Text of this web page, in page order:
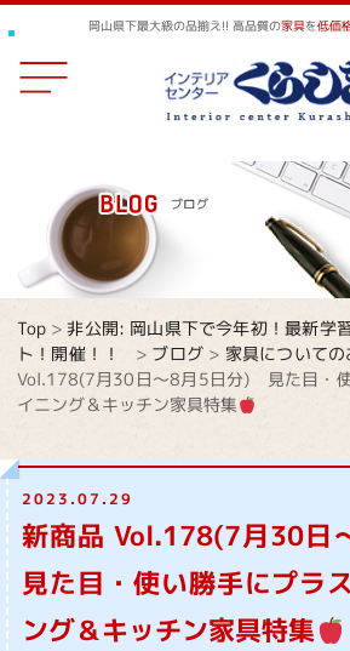
岡山県下最大級の品揃え!! 高品質の家具を低価
Top >非公開: 岡山県下で今年初！最新学
ト！開催！！
> ブログ > 家具についての
Vol.178(7月30日～8月5日分) 見た目・
イニング＆キッチン家具特集
2023.07.29
新商品 Vol.178(7月30
見た目・使い勝手にプラ
ング＆キッチン家具特集